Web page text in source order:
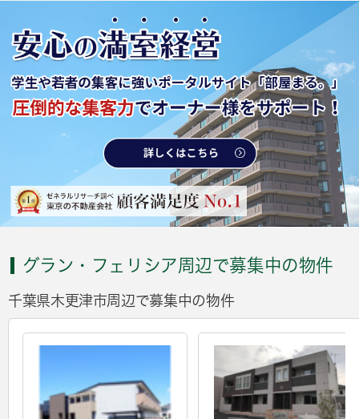
グラン・フェリシア周辺で募集中の物件
千葉県木更津市周辺で募集中の物件